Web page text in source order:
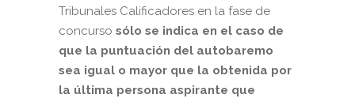
Tribunales Calificadores en la fase de
concurso sólo se indica en el caso de
que la puntuación del autobaremo
sea igual o mayor que la obtenida por
la última persona aspirante que